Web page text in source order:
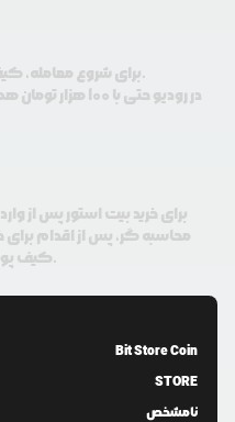
برای شروع معامله، کیف پول خود را به میزان دلخواه شارژ کنید.
در رودیو حتی با
برای خرید بیت استور پس از
محاسبه گر، پس از اقدام برای
کیف پول اختصاصی شما قابل مشاهده میباشد.
Bit Store Coin
STORE
نامشخص